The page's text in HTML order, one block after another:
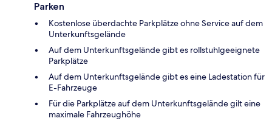
Parken
Kostenlose überdachte Parkplätze ohne Service auf dem
Unterkunftsgelände
Auf dem Unterkunftsgelände gibt es rollstuhlgeeignete
Parkplätze
Auf dem Unterkunftsgelände gibt es eine Ladestation für
E-Fahrzeuge
Für die Parkplätze auf dem Unterkunftsgelände gilt eine
maximale Fahrzeughöhe